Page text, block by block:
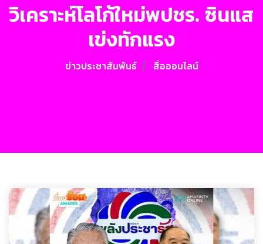
วิเคราะห์โลโก้ใหม่พปชร. ซินแส
เข่งทักแรง
ข่าวประชาสัมพันธ์ สื่อออนไลน์